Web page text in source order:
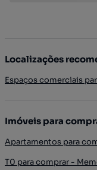
Localizações
Espaços comerciais
Imóveis para
Apartamentos para
T0 para comprar -